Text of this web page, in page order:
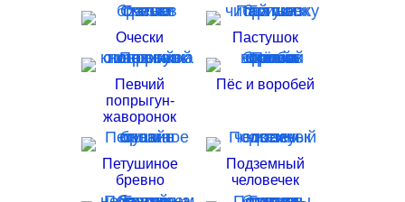
Очески Пастушок
Певчий
попрыгун-
жаворонок
Пёс и воробей
Петушиное
бревно
Подземный
человечек